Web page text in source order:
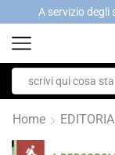
Home EDITORIA